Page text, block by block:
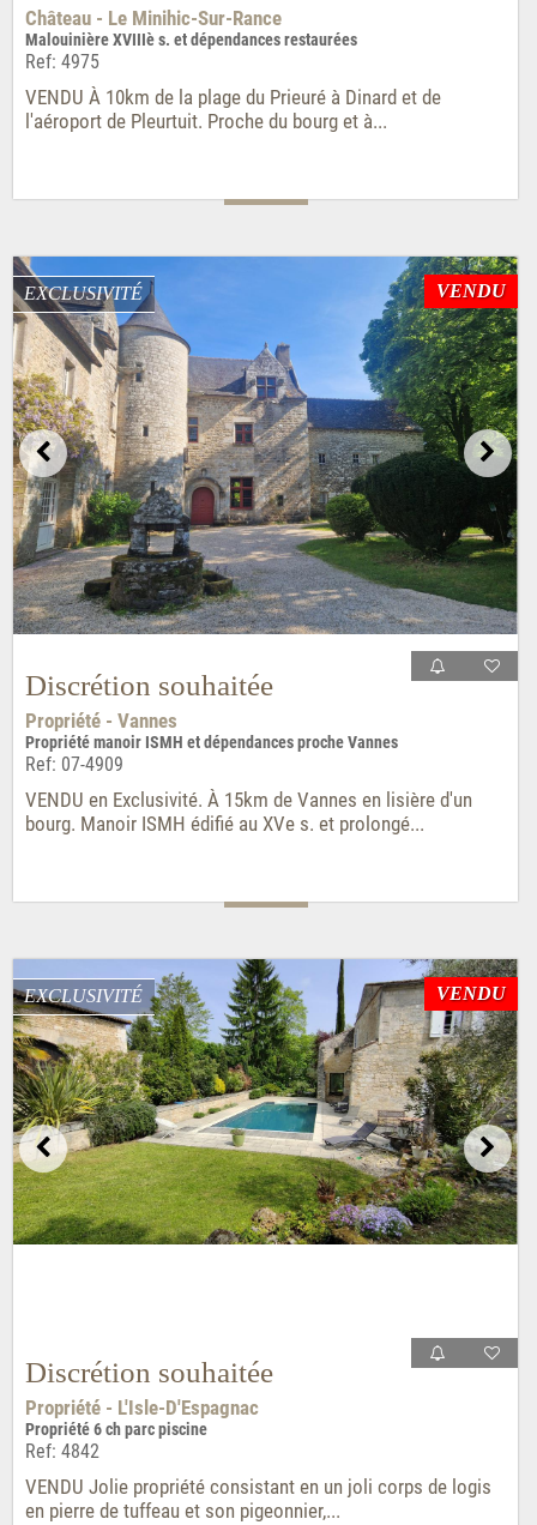
Château - Le Minihic-Sur-Rance
Malouinière XVIIIè s. et dépendances restaurées
Ref: 4975
VENDU À 10km de la plage du Prieuré à Dinard et de
l'aéroport de Pleurtuit. Proche du bourg et à...
VENDU
EXCLUSIVITÉ
Discrétion souhaitée
Propriété - Vannes
Propriété manoir ISMH et dépendances proche Vannes
Ref: 07-4909
VENDU en Exclusivité. À 15km de Vannes en lisière d'un
bourg. Manoir ISMH édifié au XVe s. et prolongé...
VENDU
EXCLUSIVITÉ
Discrétion souhaitée
Propriété - L'Isle-D'Espagnac
Propriété 6 ch parc piscine
Ref: 4842
VENDU Jolie propriété consistant en un joli corps de logis
en pierre de tuffeau et son pigeonnier,...